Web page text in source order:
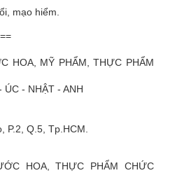
mạo hiểm.
HOA, MỸ PHẨM, THỰC PHẨM
ÚC - NHẬT - ANH
P.2, Q.5, Tp.HCM.
HOA, THỰC PHẨM CHỨC